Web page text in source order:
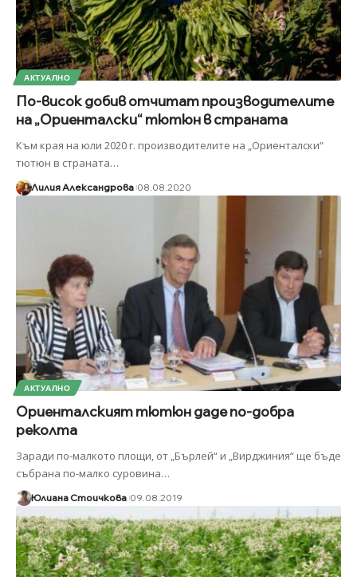
АКТУАЛНО
По-висок добив отчитат производителите
на „Ориенталски“ тютюн в страната
Към края на юли 2020 г. производителите на „Ориенталски“
тютюн в страната…
Лилия Александрова 08.08.2020
АКТУАЛНО
Ориенталският тютюн даде по-добра
реколта
Заради по-малкото площи, от „Бърлей“ и „Вирджиния“ ще бъде
събрана по-малко суровина…
Юлиана Стоичкова 09.08.2019